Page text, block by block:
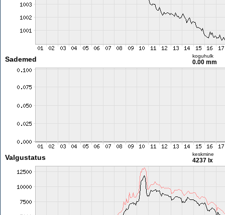
Sademed koguhulk
0.00 mm
Valgustatus keskmine
4237 lx